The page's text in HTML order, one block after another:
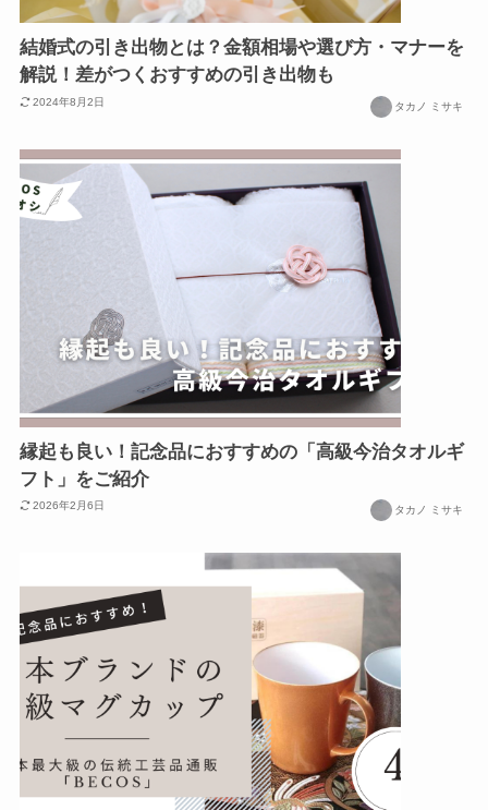
結婚式の引き出物とは？金額相場や選び方・マナーを
解説！差がつくおすすめの引き出物も
2024年8月2日 タカノ ミサキ
縁起も良い！記念品におすすめの「高級今治タオルギ
フト」をご紹介
2026年2月6日 タカノ ミサキ